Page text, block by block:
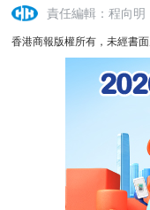
責任編輯：程向明
香港商報版權所有，未經書面